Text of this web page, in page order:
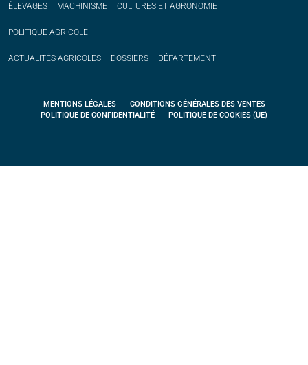
ÉLEVAGES MACHINISME CULTURES ET AGRONOMIE
POLITIQUE AGRICOLE
ACTUALITÉS AGRICOLES DOSSIERS DÉPARTEMENT
MENTIONS LÉGALES
CONDITIONS GÉNÉRALES DES VENTES
POLITIQUE DE CONFIDENTIALITÉ
POLITIQUE DE COOKIES (UE)